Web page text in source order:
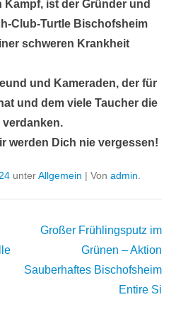
Kampf, ist der Gründer und
Club-Turtle Bischofsheim
schweren Krankheit
und Kameraden, der für
und dem viele Taucher die
verdanken.
werden Dich nie vergessen!
unterAllgemein | Von admin.
Großer Frühlingsputz im
Grünen – Aktion
Sauberhaftes Bischofsheim
Entire Si